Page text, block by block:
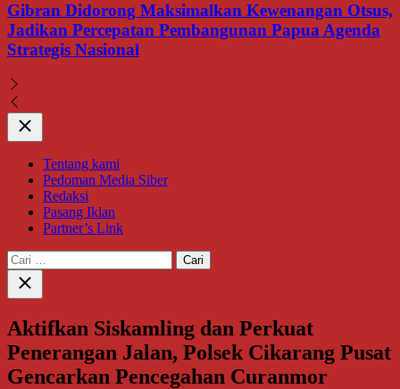
Gibran Didorong Maksimalkan Kewenangan Otsus,
Jadikan Percepatan Pembangunan Papua Agenda
Strategis Nasional
Close
Tentang kami
Pedoman Media Siber
Redaksi
Pasang Iklan
Partner’s Link
Cari
untuk:
Close
search
Aktifkan Siskamling dan Perkuat
Penerangan Jalan, Polsek Cikarang Pusat
Gencarkan Pencegahan Curanmor